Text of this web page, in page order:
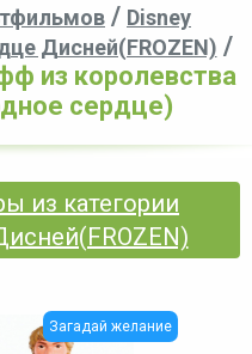
/ Disney
Дисней(FROZEN) /
из королевства
сердце)
из категории
Загадай желание